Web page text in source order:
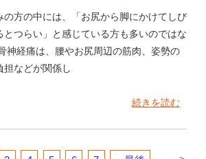
の方の中には、「お尻から脚にかけてしび
とつらい」と感じている方も多いのではな
神経痛は、腰やお尻周辺の筋肉、姿勢の
担などが関係し
続きを読む